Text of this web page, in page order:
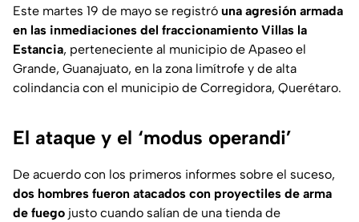
Este martes 19 de mayo se registró una agresión armada
en las inmediaciones del fraccionamiento Villas la
Estancia, perteneciente al municipio de Apaseo el
Grande, Guanajuato, en la zona limítrofe y de alta
colindancia con el municipio de Corregidora, Querétaro.
El ataque y el ‘modus operandi’
De acuerdo con los primeros informes sobre el suceso,
dos hombres fueron atacados con proyectiles de arma
de fuego justo cuando salían de una tienda de